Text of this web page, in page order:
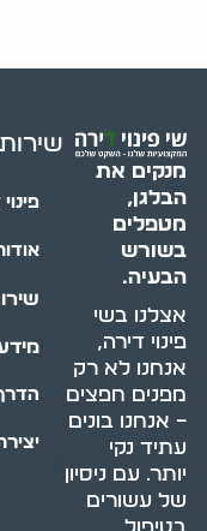
מנקים את
הבלגן,
מטפלים
בשורש
הבעיה.
אצלנו בשי
פינוי דירה,
אנחנו לא רק
מפנים חפצים
– אנחנו בונים
עתיד נקי
יותר. עם ניסיון
של עשורים